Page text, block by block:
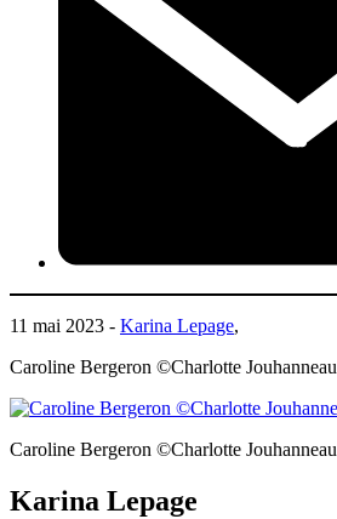
11 mai 2023 - Karina Lepage,
Caroline Bergeron ©Charlotte Jouhanneau
Caroline Bergeron ©Charlotte Jouhanneau
Karina Lepage